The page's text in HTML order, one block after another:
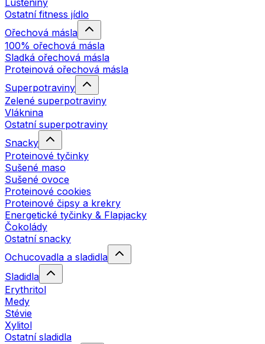
Luštěniny
Ostatní fitness jídlo
Ořechová másla
100% ořechová másla
Sladká ořechová másla
Proteinová ořechová másla
Superpotraviny
Zelené superpotraviny
Vláknina
Ostatní superpotraviny
Snacky
Proteinové tyčinky
Sušené maso
Sušené ovoce
Proteinové cookies
Proteinové čipsy a krekry
Energetické tyčinky & Flapjacky
Čokolády
Ostatní snacky
Ochucovadla a sladidla
Sladidla
Erythritol
Medy
Stévie
Xylitol
Ostatní sladidla